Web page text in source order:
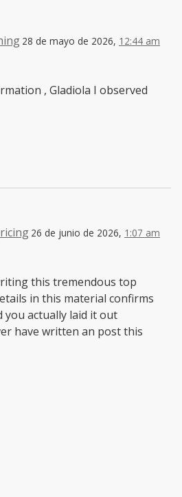
28 de mayo de 2026, 12:44 am
, Gladiola I observed
26 de junio de 2026, 1:07 am
this tremendous top
in this material confirms
you actually laid it out
have written an post this